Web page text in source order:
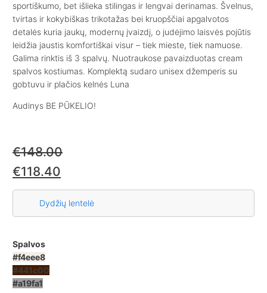
sportiškumo, bet išlieka stilingas ir lengvai derinamas. Švelnus,
tvirtas ir kokybiškas trikotažas bei kruopščiai apgalvotos
detalės kuria jaukų, modernų įvaizdį, o judėjimo laisvės pojūtis
leidžia jaustis komfortiškai visur – tiek mieste, tiek namuose.
Galima rinktis iš 3 spalvų. Nuotraukose pavaizduotas cream
spalvos kostiumas. Komplektą sudaro unisex džemperis su
gobtuvu ir plačios kelnės Luna
Audinys BE PŪKELIO!
€148.00
€118.40
Dydžių lentelė
Spalvos
#f4eee8
#441c00
#a19fa1